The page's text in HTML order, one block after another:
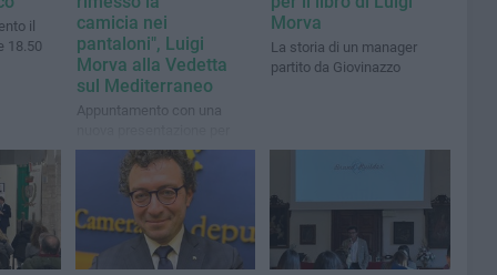
il
18.50
camicia nei
pantaloni", Luigi
Morva alla Vedetta
sul Mediterraneo
Appuntamento con una
stasera, 26 agosto, alle
Morva
La storia di un manager
partito da Giovinazzo